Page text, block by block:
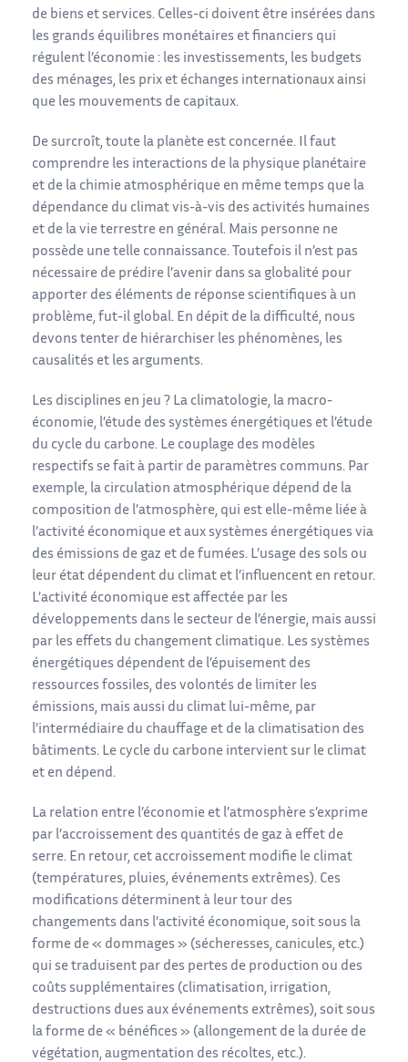
de biens et services. Celles-ci doivent être insérées dans
les grands équilibres monétaires et financiers qui
régulent l’économie : les investissements, les budgets
des ménages, les prix et échanges internationaux ainsi
que les mouvements de capitaux.
De surcroît, toute la planète est concernée. Il faut
comprendre les interactions de la physique planétaire
et de la chimie atmosphérique en même temps que la
dépendance du climat vis-à-vis des activités humaines
et de la vie terrestre en général. Mais personne ne
possède une telle connaissance. Toutefois il n’est pas
nécessaire de prédire l’avenir dans sa globalité pour
apporter des éléments de réponse scientifiques à un
problème, fut-il global. En dépit de la difficulté, nous
devons tenter de hiérarchiser les phénomènes, les
causalités et les arguments.
Les disciplines en jeu ? La climatologie, la macro-
économie, l’étude des systèmes énergétiques et l’étude
du cycle du carbone. Le couplage des modèles
respectifs se fait à partir de paramètres communs. Par
exemple, la circulation atmosphérique dépend de la
composition de l’atmosphère, qui est elle-même liée à
l’activité économique et aux systèmes énergétiques via
des émissions de gaz et de fumées. L’usage des sols ou
leur état dépendent du climat et l’influencent en retour.
L’activité économique est affectée par les
développements dans le secteur de l’énergie, mais aussi
par les effets du changement climatique. Les systèmes
énergétiques dépendent de l’épuisement des
ressources fossiles, des volontés de limiter les
émissions, mais aussi du climat lui-même, par
l’intermédiaire du chauffage et de la climatisation des
bâtiments. Le cycle du carbone intervient sur le climat
et en dépend.
La relation entre l’économie et l’atmosphère s’exprime
par l’accroissement des quantités de gaz à effet de
serre. En retour, cet accroissement modifie le climat
(températures, pluies, événements extrêmes). Ces
modifications déterminent à leur tour des
changements dans l’activité économique, soit sous la
forme de « dommages » (sécheresses, canicules, etc.)
qui se traduisent par des pertes de production ou des
coûts supplémentaires (climatisation, irrigation,
destructions dues aux événements extrêmes), soit sous
la forme de « bénéfices » (allongement de la durée de
végétation, augmentation des récoltes, etc.).